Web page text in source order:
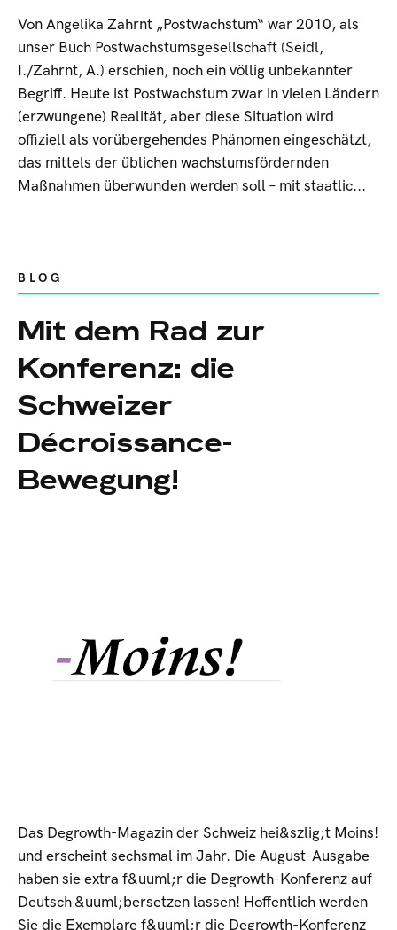
Von Angelika Zahrnt „Postwachstum“ war 2010, als
unser Buch Postwachstumsgesellschaft (Seidl,
I./Zahrnt, A.) erschien, noch ein völlig unbekannter
Begriff. Heute ist Postwachstum zwar in vielen Ländern
(erzwungene) Realität, aber diese Situation wird
offiziell als vorübergehendes Phänomen eingeschätzt,
das mittels der üblichen wachstumsfördernden
Maßnahmen überwunden werden soll – mit staatlic...
BLOG
Mit dem Rad zur
Konferenz: die
Schweizer
Décroissance-
Bewegung!
Das Degrowth-Magazin der Schweiz hei&szlig;t Moins!
und erscheint sechsmal im Jahr. Die August-Ausgabe
haben sie extra f&uuml;r die Degrowth-Konferenz auf
Deutsch &uuml;bersetzen lassen! Hoffentlich werden
Sie die Exemplare f&uuml;r die Degrowth-Konferenz